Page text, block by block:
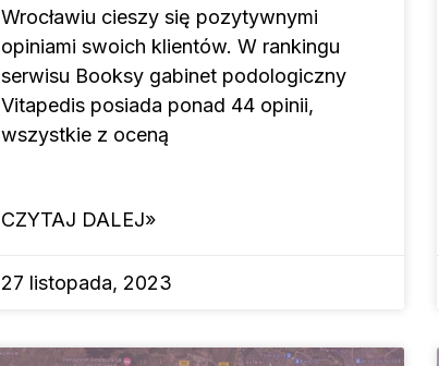
Wrocławiu cieszy się pozytywnymi
opiniami swoich klientów. W rankingu
serwisu Booksy gabinet podologiczny
Vitapedis posiada ponad 44 opinii,
wszystkie z oceną
CZYTAJ DALEJ»
27 listopada, 2023